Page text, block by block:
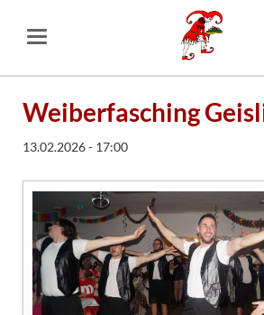
Weiberfasching
13.02.2026 - 17:00